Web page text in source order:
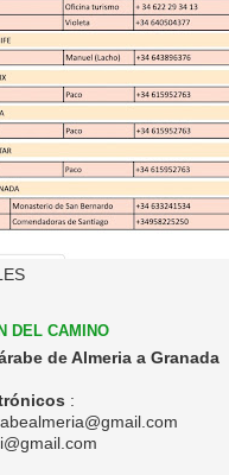
DEL CAMINO
de Almeria a Granada
: